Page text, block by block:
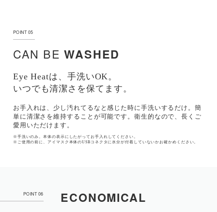
POINT 05
CAN BEWASHED
Eye Heatは、手洗いOK。
いつでも清潔さを保てます。
お手入れは、少し汚れてるなと感じた時に手洗いするだけ。簡
単に清潔さを維持することが可能です。衛生的なので、長くご
愛用いただけます。
※手洗いのみ。本体の表示にしたがってお手入れしてください。
※ご使用の前に、アイマスク本体のUSBコネクタに水分が付着していないかお確かめください。
POINT 06 ECONOMICAL